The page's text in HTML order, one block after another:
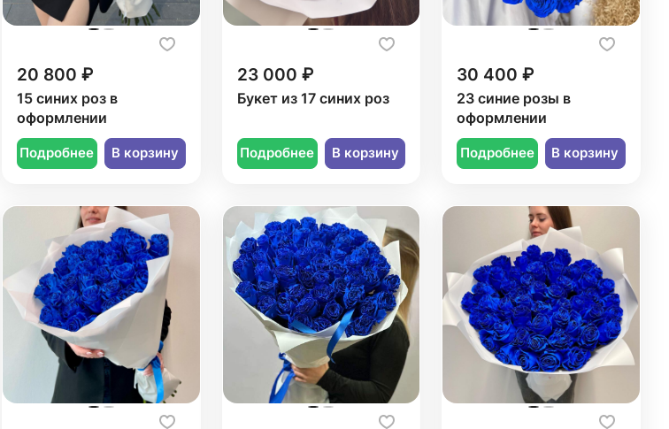
20 800 ₽
15 синих роз в
оформлении
Подробнее В корзину
23 000 ₽
Букет из 17 синих роз
Подробнее В корзину
30 400 ₽
23 синие розы в
оформлении
Подробнее В корзину